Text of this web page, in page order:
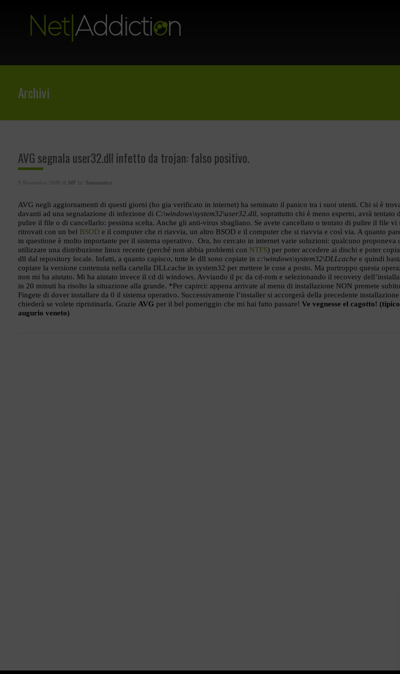
Archivi
AVG segnala user32.dll infetto da trojan: falso positivo.
9 Novembre 2008 di MF In: Sistemistico
AVG negli aggiornamenti di questi giorni (ho gia verificato in internet) ha seminato il panico tra i suoi utenti. Chi si è
davanti ad una segnalazione di infezione di C:\windows\system32\user32.dll, soprattutto chi è meno esperto, avrà tentato
pulire il file o di cancellarlo: pessima scelta. Anche gli anti-virus sbagliano. Se avete cancellato o tentato di pulire il file vi
ritrovati con un bel BSOD e il computer che ri riavvia, un altro BSOD e il computer che si riavvia e così via. A quanto
in questione è molto importante per il sistema operativo. Ora, ho cercato in internet varie soluzioni: qualcuno proponeva
utilizzare una distribuzione linux recente (perché non abbia problemi con NTFS) per poter accedere ai dischi e poter
dll dal repository locale. Infatti, a quanto capisco, tutte le dll sono copiate inc:\windows\system32\DLLcache e quindi
copiare la versione contenuta nella cartella DLLcache in system32 per mettere le cose a posto. Ma purtroppo questa
non mi ha aiutato. Mi ha aiutato invece il cd di windows. Avviando il pc da cd-rom e selezionando il recovery
in 20 minuti ha risolto la situazione alla grande. *Per capirci: appena arrivate al menu di installazione NON premete
Fingete di dover installare da 0 il sistema operativo. Successivamente l’installer si accorgerà della precedente
chiederà se volete ripristinarla. Grazie AVG per il bel pomeriggio che mi hai fatto passare!Ve vegnesse el cagotto! (tipico
augurio veneto)